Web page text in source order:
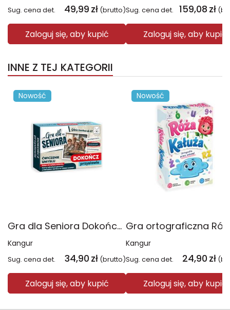
Sug. cena det. 49,99 zł (brutto)
Zaloguj się, aby kupić
Sug. cena det. 159,08 zł
Zaloguj się, aby kupić
INNE Z TEJ KATEGORII
Nowość
Gra dla Seniora Dokończ przysłowie
Kangur
Sug. cena det. 34,90 zł (brutto)
Zaloguj się, aby kupić
Nowość
Kangur
Sug. cena det. 24,90 zł
Zaloguj się, aby kupić